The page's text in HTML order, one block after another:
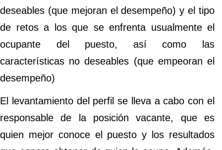
deseables (que mejoran el desempeño) y el tipo
de retos a los que se enfrenta usualmente el
ocupante del puesto, así como las
características no deseables (que empeoran el
desempeño)
El levantamiento del perfil se lleva a cabo con el
responsable de la posición vacante, que es
quien mejor conoce el puesto y los resultados